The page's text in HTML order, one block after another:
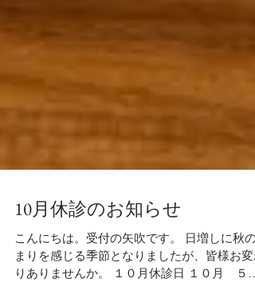
10月休診のお知らせ
こんにちは。受付の矢吹です。 日増しに秋の
まりを感じる季節となりましたが、皆様お変